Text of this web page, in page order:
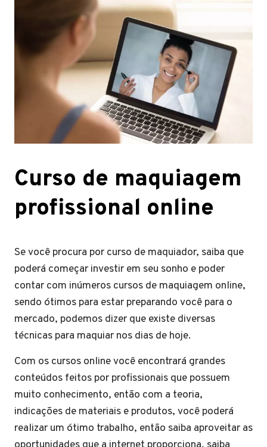
Curso de maquiagem
profissional online
Se você procura por curso de maquiador, saiba que
poderá começar investir em seu sonho e poder
contar com inúmeros cursos de maquiagem online,
sendo ótimos para estar preparando você para o
mercado, podemos dizer que existe diversas
técnicas para maquiar nos dias de hoje.
Com os cursos online você encontrará grandes
conteúdos feitos por profissionais que possuem
muito conhecimento, então com a teoria,
indicações de materiais e produtos, você poderá
realizar um ótimo trabalho, então saiba aproveitar as